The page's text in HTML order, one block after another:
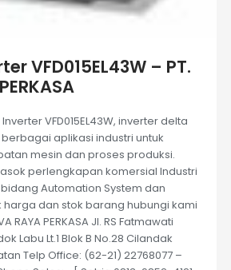
VFD015EL43W – PT.
VFD015EL43W, inverter delta
aplikasi industri untuk
mesin dan proses produksi.
perlengkapan komersial Industri
Automation System dan
dan stok barang hubungi kami
RAYA PERKASA Jl. RS Fatmawati
Labu Lt.1 Blok B No.28 Cilandak
Telp Office: (62-21) 22768077 –